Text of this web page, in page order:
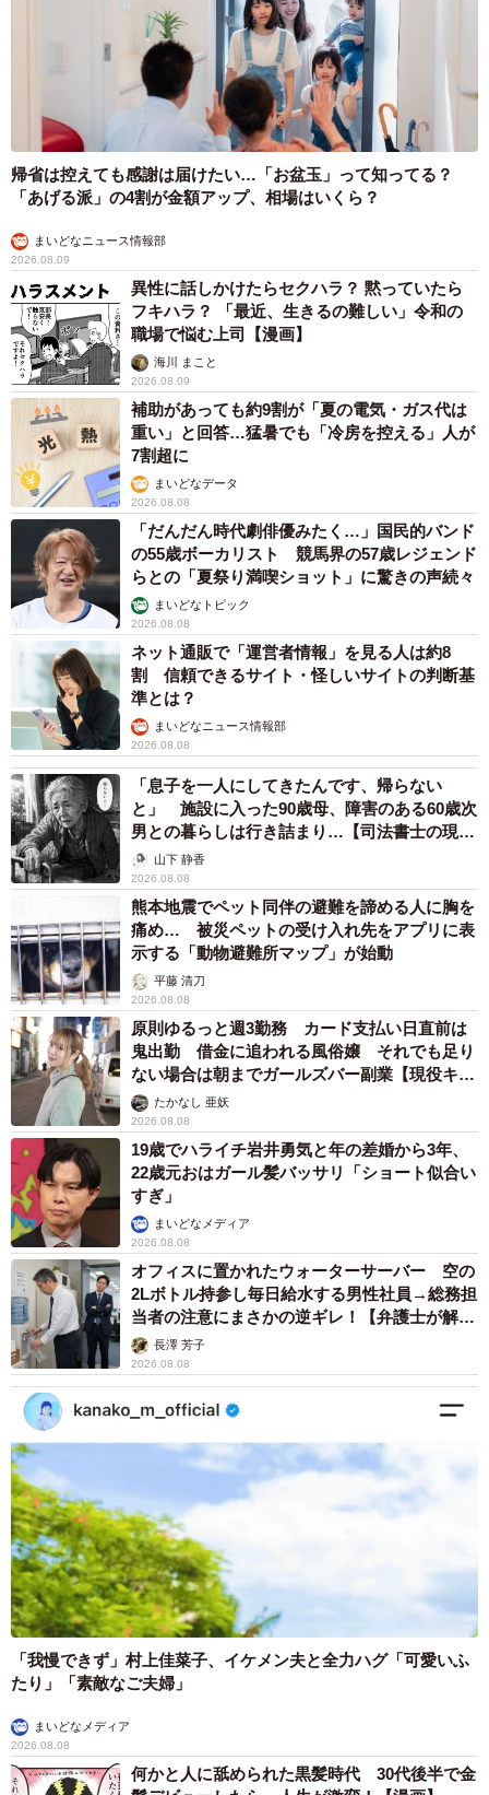
帰省は控えても感謝は届けたい…「お盆玉」って知ってる？
「あげる派」の4割が金額アップ、相場はいくら？
まいどなニュース情報部
2026.08.09
異性に話しかけたらセクハラ？ 黙っていたら
フキハラ？ 「最近、生きるの難しい」令和の
職場で悩む上司【漫画】
海川 まこと
2026.08.09
補助があっても約9割が「夏の電気・ガス代は
重い」と回答…猛暑でも「冷房を控える」人が
7割超に
まいどなデータ
2026.08.08
「だんだん時代劇俳優みたく…」国民的バンド
の55歳ボーカリスト 競馬界の57歳レジェンド
らとの「夏祭り満喫ショット」に驚きの声続々
まいどなトピック
2026.08.08
ネット通販で「運営者情報」を見る人は約8
割 信頼できるサイト・怪しいサイトの判断基
準とは？
まいどなニュース情報部
2026.08.08
「息子を一人にしてきたんです、帰らない
と」 施設に入った90歳母、障害のある60歳次
男との暮らしは行き詰まり…【司法書士の現場
から】山下 静香
2026.08.08
熊本地震でペット同伴の避難を諦める人に胸を
痛め… 被災ペットの受け入れ先をアプリに表
示する「動物避難所マップ」が始動
平藤 清刀
2026.08.08
原則ゆるっと週3勤務 カード支払い日直前は
鬼出勤 借金に追われる風俗嬢 それでも足り
ない場合は朝までガールズバー副業【現役キャ
ストに取材】
たかなし 亜妖
2026.08.08
19歳でハライチ岩井勇気と年の差婚から3年、
22歳元おはガール髪バッサリ「ショート似合い
すぎ」
まいどなメディア
2026.08.08
オフィスに置かれたウォーターサーバー 空の
2Lボトル持参し毎日給水する男性社員→総務担
当者の注意にまさかの逆ギレ！【弁護士が解
説】長澤 芳子
2026.08.08
「我慢できず」村上佳菜子、イケメン夫と全力ハグ「可愛いふ
たり」「素敵なご夫婦」
まいどなメディア
2026.08.08
何かと人に舐められた黒髪時代 30代後半で金